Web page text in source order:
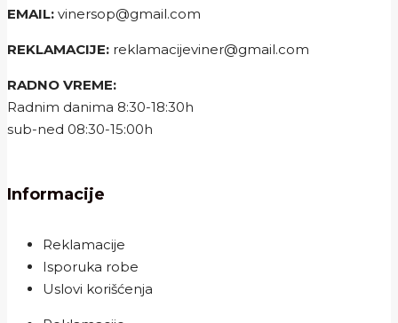
EMAIL: vinersop@gmail.com
REKLAMACIJE: reklamacijeviner@gmail.com
RADNO VREME:
Radnim danima 8:30-18:30h
sub-ned 08:30-15:00h
Informacije
Reklamacije
Isporuka robe
Uslovi korišćenja